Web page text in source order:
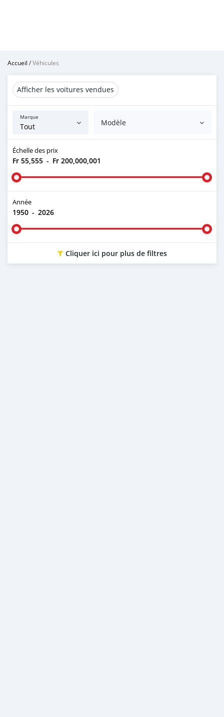
Accueil /Véhicules
Afficher les voitures vendues
Marque
Modèle
Échelle des prix
Fr 55,555 - Fr 200,000,001
Année
1950 - 2026
Cliquer ici pour plus de filtres